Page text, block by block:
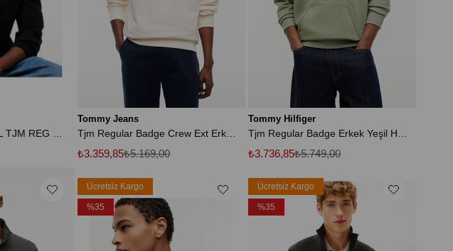
Tommy Jeans
Tjm Regular Badge Crew Ext Erkek Sweatshirt
₺3.359,85₺5.169,00
Tommy Hilfiger
₺3.736,85₺5.749,00
Ücretsiz Kargo
%35
Ücretsiz Kargo
%35